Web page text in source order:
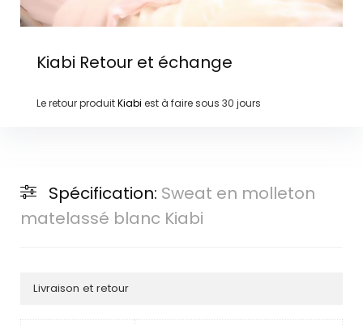
Kiabi Retour et échange
Le retour produitKiabi est à faire sous 30 jours
Spécification: Sweat en molleton
matelassé blanc Kiabi
Livraison et retour